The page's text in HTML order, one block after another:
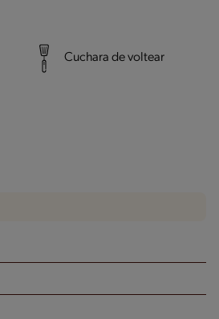
Cuchara de voltear